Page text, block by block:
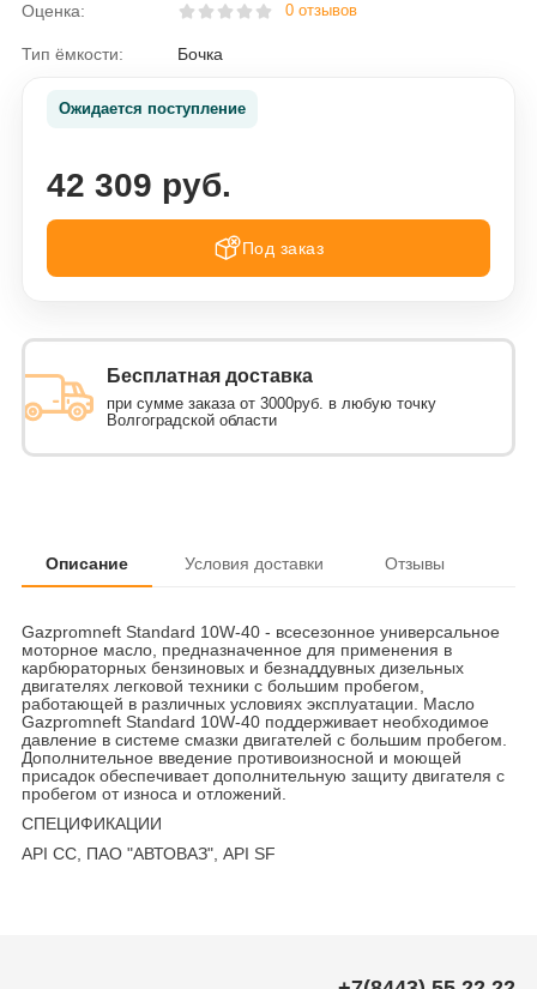
Оценка: 0 отзывов
Тип ёмкости: Бочка
Ожидается поступление
42 309 руб.
Под заказ
Бесплатная доставка
при сумме заказа от 3000руб. в любую точку
Волгоградской области
Описание Условия доставки Отзывы
Gazpromneft Standard 10W-40 - всесезонное универсальное
моторное масло, предназначенное для применения в
карбюраторных бензиновых и безнаддувных дизельных
двигателях легковой техники с большим пробегом,
работающей в различных условиях эксплуатации. Масло
Gazpromneft Standard 10W-40 поддерживает необходимое
давление в системе смазки двигателей с большим пробегом.
Дополнительное введение противоизносной и моющей
присадок обеспечивает дополнительную защиту двигателя с
пробегом от износа и отложений.
СПЕЦИФИКАЦИИ
API CC, ПАО "АВТОВАЗ", API SF